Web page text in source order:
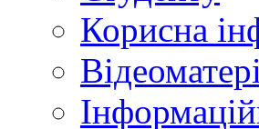
Корисна